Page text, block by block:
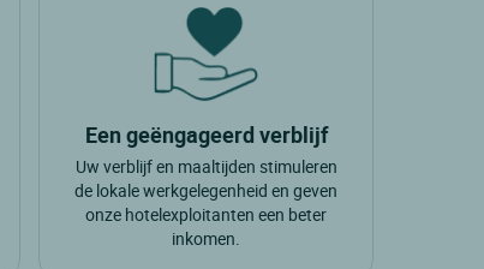
Een geëngageerd verblijf
Uw verblijf en maaltijden stimuleren
de lokale werkgelegenheid en geven
onze hotelexploitanten een beter
inkomen.